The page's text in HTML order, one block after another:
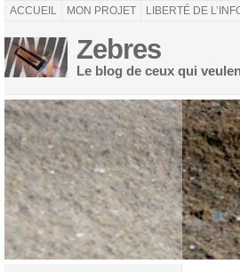
ACCUEIL MON PROJET LIBERTÉ DE
Zebres
Le blog de ceux qui